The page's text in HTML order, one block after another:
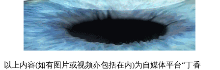
以上内容(如有图片或视频亦包括在内)为自媒体平台“丁香